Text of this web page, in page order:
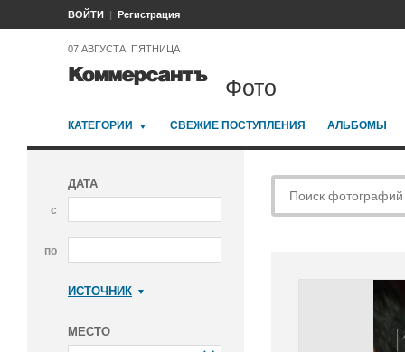
ВОЙТИ Регистрация
07 АВГУСТА, ПЯТНИЦА
Фото
КАТЕГОРИИ СВЕЖИЕ ПОСТУПЛЕНИЯ АЛЬБОМЫ
ДАТА
с
по
ИСТОЧНИК
МЕСТО